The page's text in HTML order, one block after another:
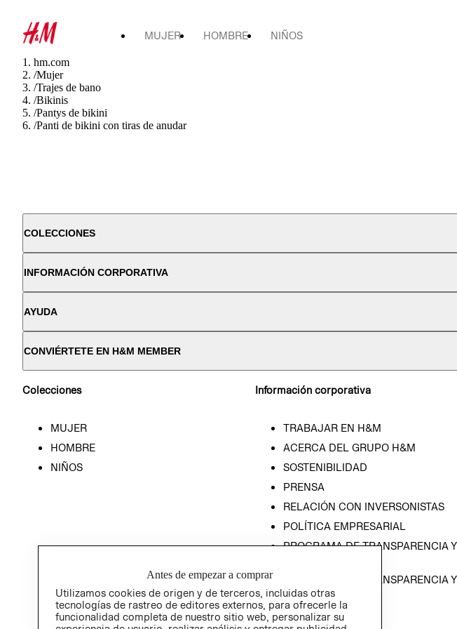
MUJER HOMBRE NIÑOS
hm.com
/Mujer
/Trajes de bano
/Bikinis
/Pantys de bikini
/Panti de bikini con tiras de anudar
COLECCIONES
INFORMACIÓN CORPORATIVA
AYUDA
CONVIÉRTETE EN H&M MEMBER
Colecciones
MUJER
HOMBRE
NIÑOS
Información corporativa
TRABAJAR EN H&M
ACERCA DEL GRUPO H&M
SOSTENIBILIDAD
PRENSA
RELACIÓN CON INVERSONISTAS
POLÍTICA EMPRESARIAL
PROGRAMA DE TRANSPARENCIA Y
PROGRAMA DE TRANSPARENCIA Y
ÉTICA (INGLÉS)
Antes de empezar a comprar
Utilizamos cookies de origen y de terceros, incluidas otras
tecnologías de rastreo de editores externos, para ofrecerle la
funcionalidad completa de nuestro sitio web, personalizar su